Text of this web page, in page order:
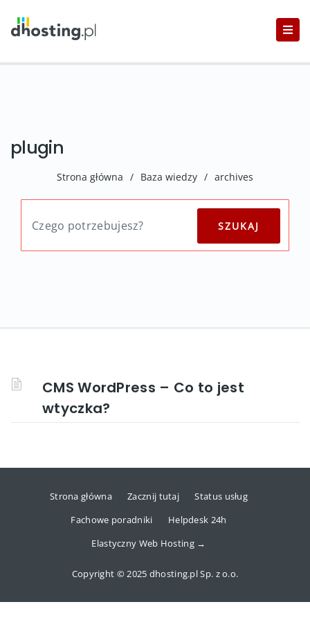
plugin
Strona główna / Baza wiedzy / archives
CMS WordPress – Co to jest
wtyczka?
Strona główna Zacznij tutaj
Status usług
Fachowe poradniki
Helpdesk 24h
Elastyczny Web Hosting →
Copyright © 2025 dhosting.pl Sp. z o.o.